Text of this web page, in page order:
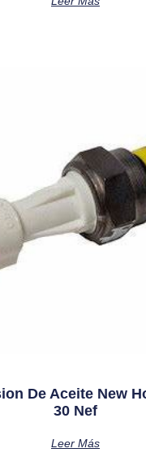
De Aceite New
30 Nef
Leer Más